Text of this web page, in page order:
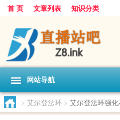
首 页 文章列表 知识分类
网站导航
> 艾尔登法环 > 艾尔登法环强